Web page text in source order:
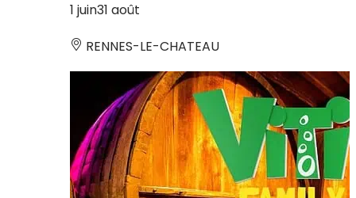
1 juin31 août
RENNES-LE-CHATEAU